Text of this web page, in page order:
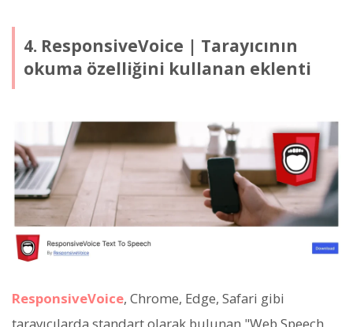
4. ResponsiveVoice | Tarayıcının
okuma özelliğini kullanan eklenti
ResponsiveVoice, Chrome, Edge, Safari gibi
tarayıcılarda standart olarak bulunan "Web Speech